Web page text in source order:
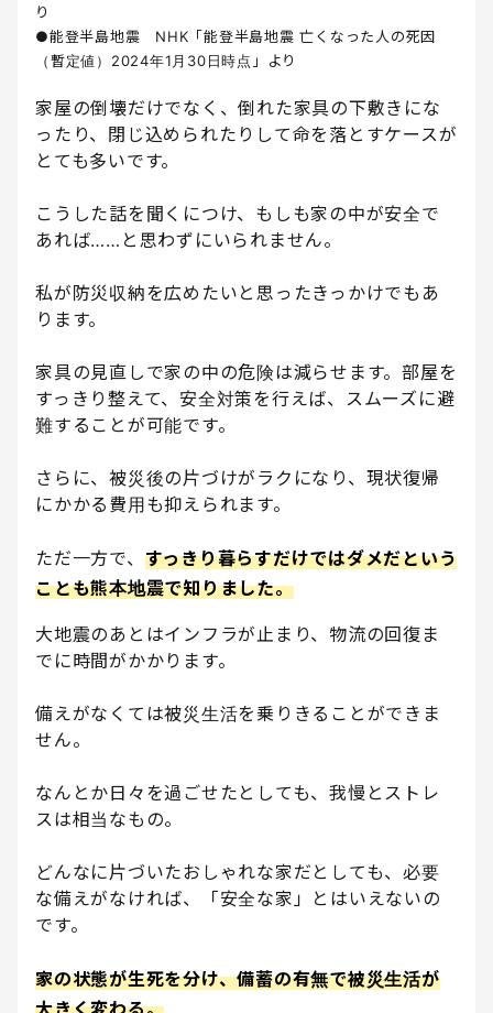
り
●能登半島地震 NHK「能登半島地震 亡くなった人の死因
（暫定値）2024年1月30日時点」より
家屋の倒壊だけでなく、倒れた家具の下敷きにな
ったり、閉じ込められたりして命を落とすケースが
とても多いです。
こうした話を聞くにつけ、もしも家の中が安全で
あれば……と思わずにいられません。
私が防災収納を広めたいと思ったきっかけでもあ
ります。
家具の見直しで家の中の危険は減らせます。部屋を
すっきり整えて、安全対策を行えば、スムーズに避
難することが可能です。
さらに、被災後の片づけがラクになり、現状復帰
にかかる費用も抑えられます。
ただ一方で、 すっきり暮らすだけではダメだという
ことも熊本地震で知りました。
大地震のあとはインフラが止まり、物流の回復ま
でに時間がかかります。
備えがなくては被災生活を乗りきることができま
せん。
なんとか日々を過ごせたとしても、我慢とストレ
スは相当なもの。
どんなに片づいたおしゃれな家だとしても、必要
な備えがなければ、「安全な家」とはいえないの
です。
家の状態が生死を分け、備蓄の有無で被災生活が
大きく変わる。